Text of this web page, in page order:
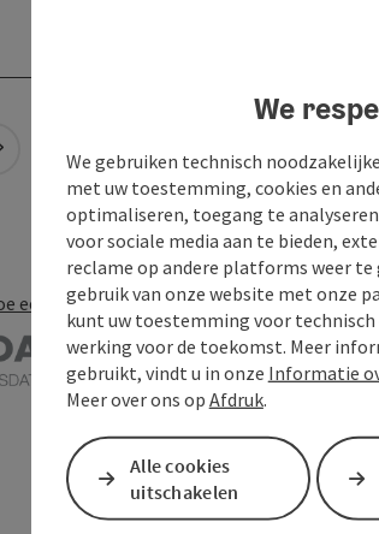
Naar favorieten PDF aanmaken
een suggestie
We
We gebruiken technisch
met uw toestemming, cookies en
optimaliseren, toegang te
voor sociale media aan te bieden,
reclame op andere platforms weer
gebruik van onze website met onze
kunt uw toestemming voor
werking voor de toekomst. Meer
gebruikt, vindt u in onze Informatie
Meer over ons op Afdruk.
Alle cookies
uitschakelen